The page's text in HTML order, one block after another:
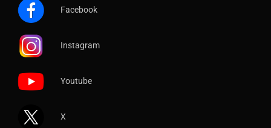
Facebook
Instagram
Youtube
X